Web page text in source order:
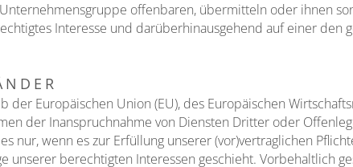
offenbaren, übermitteln oder ihnen
Interesse und darüberhinausgehend auf einer den
Europäischen Union (EU), des Europäischen
der Inanspruchnahme von Diensten Dritter oder
nur, wenn es zur Erfüllung unserer (vor)vertraglichen
unserer berechtigten Interessen geschieht. Vorbehaltlich